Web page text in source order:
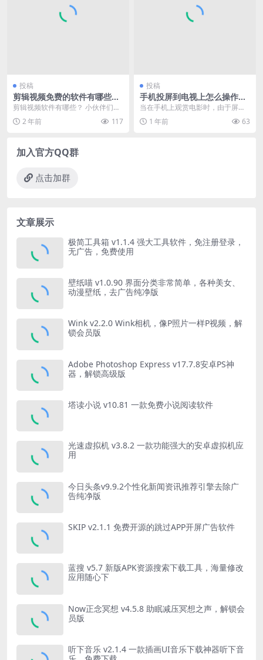
投稿
剪辑视频免费的软件有哪些？
（好用的剪辑视频软件推荐）
剪辑视频软件有哪些？ 小伙伴们日
常会不会自己拍摄视频呢？ 这些拍
摄的视频会不会进...
2 年前 117
投稿
手机投屏到电视上怎么操作？
分享4种方法
当在手机上观赏电影时，由于屏幕
太小便损害了观影的感觉；而在玩
游戏的过程中，想要感...
1 年前 63
加入官方QQ群
点击加群
文章展示
极简工具箱 v1.1.4 强大工具软件，免注册登录，
无广告，免费使用
壁纸喵 v1.0.90 界面分类非常简单，各种美女、
动漫壁纸，去广告纯净版
Wink v2.2.0 Wink相机，像P照片一样P视频，解
锁会员版
Adobe Photoshop Express v17.7.8安卓PS神
器，解锁高级版
塔读小说 v10.81 一款免费小说阅读软件
光速虚拟机 v3.8.2 一款功能强大的安卓虚拟机应
用
今日头条v9.9.2个性化新闻资讯推荐引擎去除广
告纯净版
SKIP v2.1.1 免费开源的跳过APP开屏广告软件
蓝搜 v5.7 新版APK资源搜索下载工具，海量修改
应用随心下
Now正念冥想 v4.5.8 助眠减压冥想之声，解锁会
员版
听下音乐 v2.1.4 一款插画UI音乐下载神器听下音